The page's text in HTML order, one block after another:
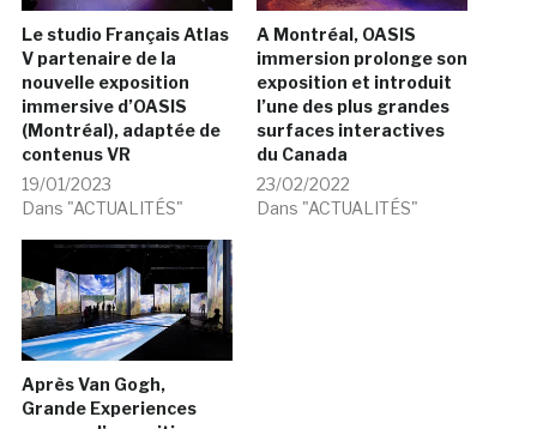
Le studio Français Atlas
V partenaire de la
nouvelle exposition
immersive d’OASIS
(Montréal), adaptée de
contenus VR
19/01/2023
Dans "ACTUALITÉS"
A Montréal, OASIS
immersion prolonge son
exposition et introduit
l’une des plus grandes
surfaces interactives
du Canada
23/02/2022
Dans "ACTUALITÉS"
Après Van Gogh,
Grande Experiences